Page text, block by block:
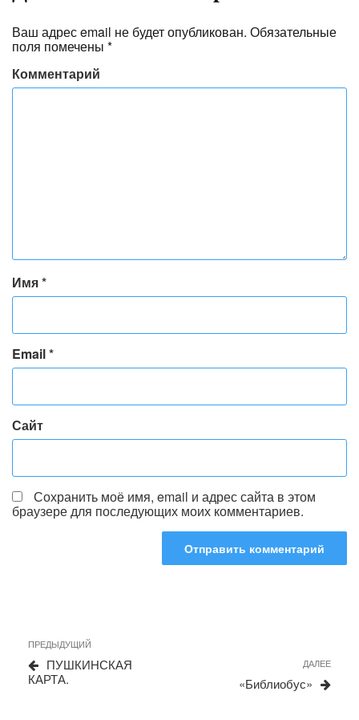
Ваш адрес email не будет опубликован. Обязательные
поля помечены *
Комментарий
Имя*
Email*
Сайт
Сохранить моё имя, email и адрес сайта в этом
браузере для последующих моих комментариев.
Навигация
по
записям
Предыдущая
запись
ПРЕДЫДУЩИЙ
ПУШКИНСКАЯ
КАРТА.
ДАЛЕЕ
«Библиобус»